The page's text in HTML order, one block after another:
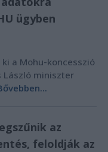
ügyben
a Mohu-koncesszió
László miniszter
az
feloldják az